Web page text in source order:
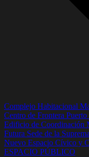
Complejo Habitacional
Centro de Frontera Puerto
Edificio de Coordinación
Futura Sede de la
Nuevo Espacio Cívico y
ESPACIO PÚBLICO